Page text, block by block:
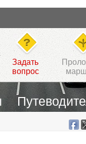
Задать
вопрос